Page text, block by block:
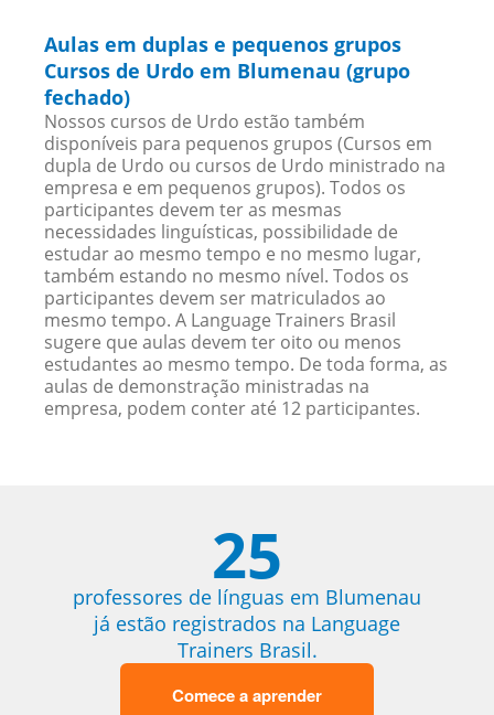
Aulas em duplas e pequenos grupos
Cursos de Urdo em Blumenau (grupo
fechado)
Nossos cursos de Urdo estão também
disponíveis para pequenos grupos (Cursos em
dupla de Urdo ou cursos de Urdo ministrado na
empresa e em pequenos grupos). Todos os
participantes devem ter as mesmas
necessidades linguísticas, possibilidade de
estudar ao mesmo tempo e no mesmo lugar,
também estando no mesmo nível. Todos os
participantes devem ser matriculados ao
mesmo tempo. A Language Trainers Brasil
sugere que aulas devem ter oito ou menos
estudantes ao mesmo tempo. De toda forma, as
aulas de demonstração ministradas na
empresa, podem conter até 12 participantes.
25
professores de línguas em Blumenau
já estão registrados na Language
Trainers Brasil.
Comece a aprender